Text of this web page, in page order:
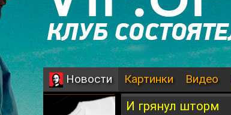
Новости Картинки Видео
И грянул шторм